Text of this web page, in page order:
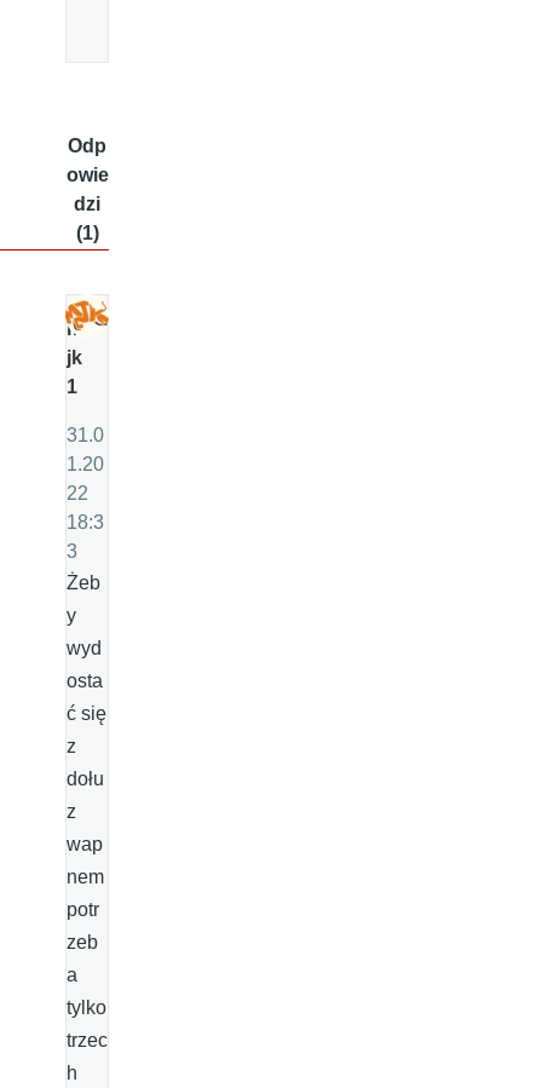
Odp
owie
dzi
(1)
m
jk
1
31.0
1.20
22
18:3
3
Żeb
y
wyd
osta
ć się
z
dołu
z
wap
nem
potr
zeb
a
tylko
trzec
h